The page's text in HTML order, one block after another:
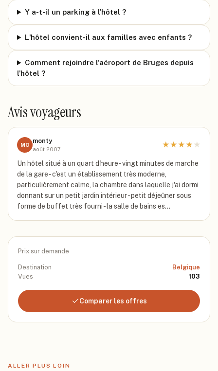
Y a-t-il un parking à l'hôtel ?
L'hôtel convient-il aux familles avec enfants ?
Comment rejoindre l'aéroport de Bruges depuis
l'hôtel ?
Avis voyageurs
MO
monty
août 2007
★★★★ ★
Un hôtel situé à un quart d'heure - vingt minutes de marche
de la gare - c'est un établissement très moderne,
particulièrement calme, la chambre dans laquelle j'ai dormi
donnant sur un petit jardin intérieur - petit déjeûner sous
forme de buffet très fourni - la salle de bains es…
Prix sur demande
Destination
Belgique
Vues
103
Comparer les offres
ALLER PLUS LOIN